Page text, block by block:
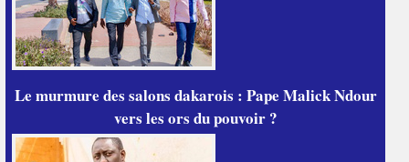
Le murmure des salons dakarois : Pape Malick Ndour
vers les ors du pouvoir ?